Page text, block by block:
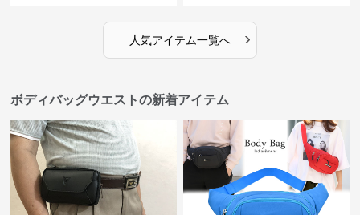
人気アイテム一覧へ ›
ボディバッグウエストの新着アイテム